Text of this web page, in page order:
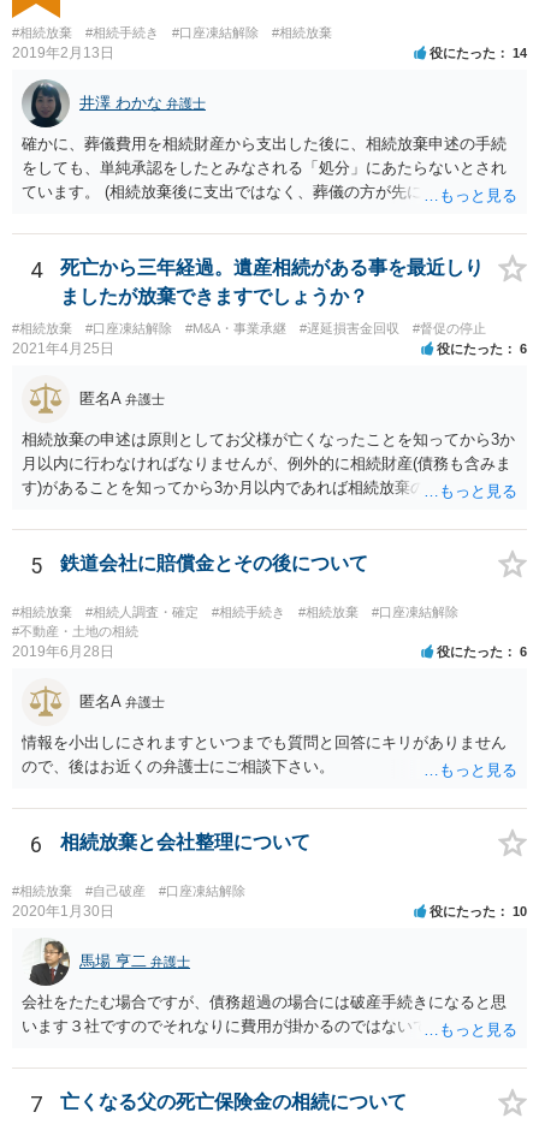
#相続放棄 #相続手続き #口座凍結解除 #相続放棄
2019年2月13日 役にたった 14
井澤 わかな 弁護士
確かに、葬儀費用を相続財産から支出した後に、相続放棄申述の手続
をしても、単純承認をしたとみなされる「処分」にあたらないとされ
ています。 (相続放棄後に支出ではなく、葬儀の方が先に来るのが通常
述の手続ということだと思いますが) ただ、葬儀費用ならいくらでもよ
いということではなく、身分相応の、社会的儀式として当然認められ
る程度の金額に留まると考えた方がよいです。 もし、相続人の皆さん
に葬儀費用を支出する経済力がなく、質素な葬儀を行った費用であれ
ば相続財産から支出しても単純承認と認められない可能性が高いの
で、相続放棄申述が受理される可能性も高いと思います。
4
死亡から三年経過。遺産相続がある事を最近しり
ましたが放棄できますでしょうか？
#相続放棄 #口座凍結解除 #M&A・事業承継 #遅延損害金回収 #督促の停止
2021年4月25日 役にたった 6
匿名A 弁護士
相続放棄の申述は原則としてお父様が亡くなったことを知ってから3か
月以内に行わなければなりませんが、例外的に相続財産(債務も含みま
す)があることを知ってから3か月以内であれば相続放棄の申述が認め
したら、早急に家裁に行って相続放棄の申述をしたい旨告げて必要な
書類を提出されることをおすすめいたします。 なお、お父様の債務が
他にもあるかもしれないというリスクを考えますと、相続放棄の申述
にあたっては、法テラスの無料相談等を利用して弁護士に相談するこ
とも十分考えられるかと存じます。また、ご記載いただいた事実関係
を拝見するかぎり、再婚相手のかたは既に相続放棄をされている可能
5 鉄道会社に賠償金とその後について
#相続放棄 #相続人調査・確定 #相続手続き #相続放棄
#口座凍結解除
#不動産・土地の相続
2019年6月28日 役にたった 6
匿名A 弁護士
情報を小出しにされますといつまでも質問と回答にキリがありません
ので、後はお近くの弁護士にご相談下さい。
6 相続放棄と会社整理について
#相続放棄 #自己破産 #口座凍結解除
2020年1月30日 役にたった 10
馬場 亨二 弁護士
会社をたたむ場合ですが、債務超過の場合には破産手続きになると思
います３社ですのでそれなりに費用が掛かるのではないでしょうか。
7 亡くなる父の死亡保険金の相続について